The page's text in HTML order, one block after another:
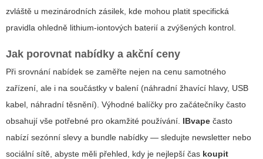
zvláště u mezinárodních zásilek, kde mohou platit specifická
pravidla ohledně lithium-iontových baterií a zvýšených kontrol.
Jak porovnat nabídky a akční ceny
Při srovnání nabídek se zaměřte nejen na cenu samotného
zařízení, ale i na součástky v balení (náhradní žhavící hlavy, USB
kabel, náhradní těsnění). Výhodné balíčky pro začátečníky často
obsahují vše potřebné pro okamžité používání. IBvape často
nabízí sezónní slevy a bundle nabídky — sledujte newsletter nebo
sociální sítě, abyste měli přehled, kdy je nejlepší čas koupit